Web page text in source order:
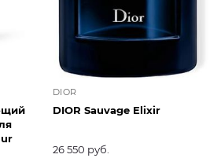
DIOR
DIOR Sauvage Elixir
26 550 руб.